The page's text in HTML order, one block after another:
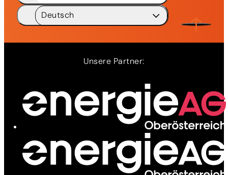
Ladenetz
Leistungen
News
Deutsch
Unsere Partner: